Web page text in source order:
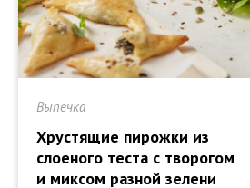
Выпечка
Хрустящие пирожки из
слоеного теста с творогом
и миксом разной зелени